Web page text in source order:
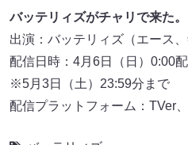
バッテリィズがチャリで来た。
出演：バッテリィズ（エース、
配信日時：4月6日（日）0:00
※5月3日（土）23:59分
配信プラットフォーム：TVer